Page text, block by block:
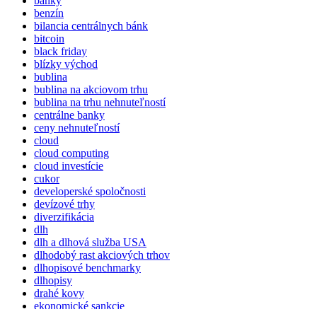
benzín
bilancia centrálnych bánk
bitcoin
black friday
blízky východ
bublina
bublina na akciovom trhu
bublina na trhu nehnuteľností
centrálne banky
ceny nehnuteľností
cloud
cloud computing
cloud investície
cukor
developerské spoločnosti
devízové trhy
diverzifikácia
dlh
dlh a dlhová služba USA
dlhodobý rast akciových trhov
dlhopisové benchmarky
dlhopisy
drahé kovy
ekonomické sankcie